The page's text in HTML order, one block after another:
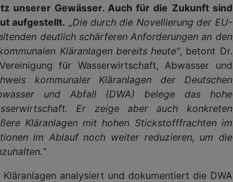
unserer Gewässer. Auch für die Zukunft sind
aufgestellt. „Die durch die Novellierung der EU-
deutlich schärferen Anforderungen an den
Kläranlagen bereits heute“, betont Dr.
für Wasserwirtschaft, Abwasser und
kommunaler Kläranlagen der Deutschen
und Abfall (DWA) belege das hohe
Er zeige aber auch konkreten
Kläranlagen mit hohen Stickstofffrachten im
im Ablauf noch weiter reduzieren, um die
analysiert und dokumentiert die DWA